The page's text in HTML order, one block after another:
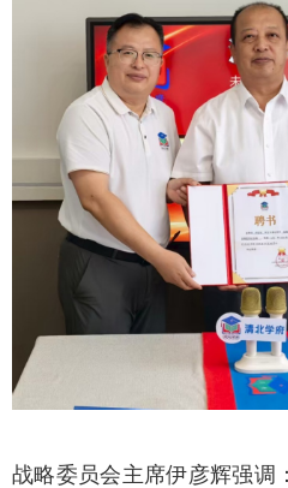
战略委员会主席伊彦辉强调